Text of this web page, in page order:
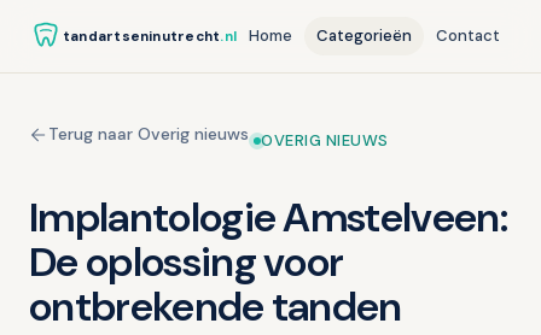
tandartseninutrecht.nl Home Categorieën Contact
Terug naar Overig nieuws OVERIG NIEUWS
Implantologie Amstelveen:
De oplossing voor
ontbrekende tanden